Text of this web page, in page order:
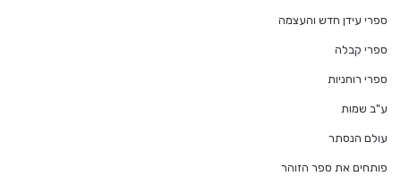
ספרי עידן חדש והעצמה
ספרי קבלה
ספרי רוחניות
ע"ב שמות
עולם הנסתר
פותחים את ספר הזוהר